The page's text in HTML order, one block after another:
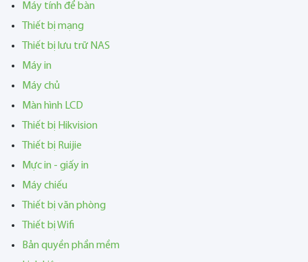
Máy tính để bàn
Thiết bị mạng
Thiết bị lưu trữ NAS
Máy in
Máy chủ
Màn hình LCD
Thiết bị Hikvision
Thiết bị Ruijie
Mực in - giấy in
Máy chiếu
Thiết bị văn phòng
Thiết bị Wifi
Bản quyền phần mềm